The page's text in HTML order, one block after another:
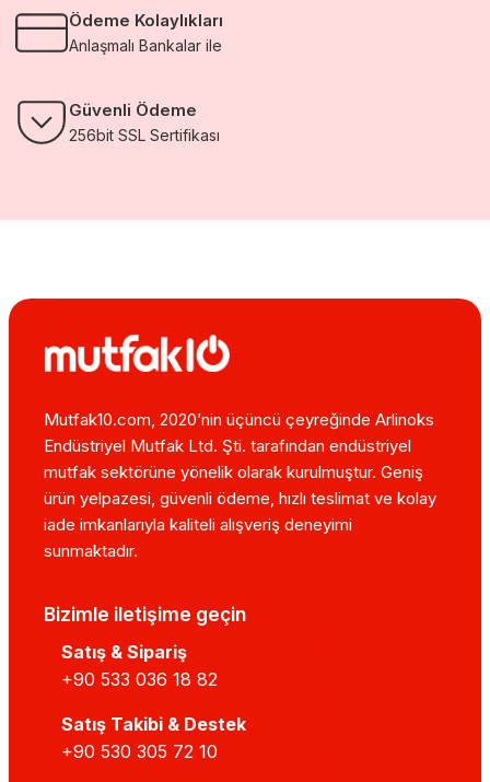
Ödeme Kolaylıkları
Anlaşmalı Bankalar ile
Güvenli Ödeme
256bit SSL Sertifikası
Mutfak10.com, 2020’nin üçüncü çeyreğinde Arlinoks
Endüstriyel Mutfak Ltd. Şti. tarafından endüstriyel
mutfak sektörüne yönelik olarak kurulmuştur. Geniş
ürün yelpazesi, güvenli ödeme, hızlı teslimat ve kolay
iade imkanlarıyla kaliteli alışveriş deneyimi
sunmaktadır.
Bizimle iletişime geçin
Satış & Sipariş
+90 533 036 18 82
Satış Takibi & Destek
+90 530 305 72 10